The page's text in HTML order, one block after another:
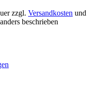
zzgl. Versandkosten und
beschrieben